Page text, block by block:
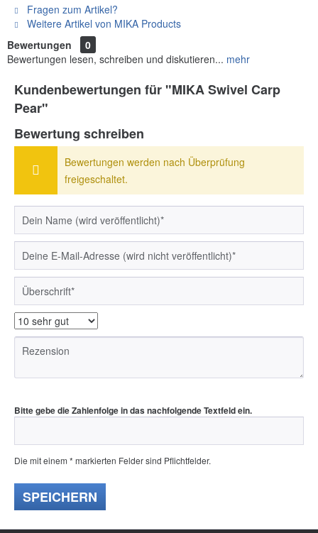
Fragen zum Artikel?
Weitere Artikel von MIKA Products
Bewertungen
0
Bewertungen lesen, schreiben und diskutieren... mehr
Kundenbewertungen für "MIKA Swivel Carp
Pear"
Bewertung schreiben
Bewertungen werden nach Überprüfung
freigeschaltet.
Bitte gebe die Zahlenfolge in das nachfolgende Textfeld ein.
Die mit einem * markierten Felder sind Pflichtfelder.
SPEICHERN